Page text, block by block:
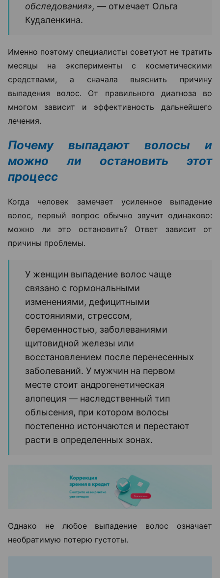
обследования», — отмечает Ольга
Кудаленкина.
Именно поэтому специалисты советуют не тратить
месяцы на эксперименты с косметическими
средствами, а сначала выяснить причину
выпадения волос. От правильного диагноза во
многом зависит и эффективность дальнейшего
лечения.
Почему выпадают волосы и
можно ли остановить этот
процесс
Когда человек замечает усиленное выпадение
волос, первый вопрос обычно звучит одинаково:
можно ли это остановить? Ответ зависит от
причины проблемы.
У женщин выпадение волос чаще
связано с гормональными
изменениями, дефицитными
состояниями, стрессом,
беременностью, заболеваниями
щитовидной железы или
восстановлением после перенесенных
заболеваний. У мужчин на первом
месте стоит андрогенетическая
алопеция — наследственный тип
облысения, при котором волосы
постепенно истончаются и перестают
расти в определенных зонах.
Однако не любое выпадение волос означает
необратимую потерю густоты.